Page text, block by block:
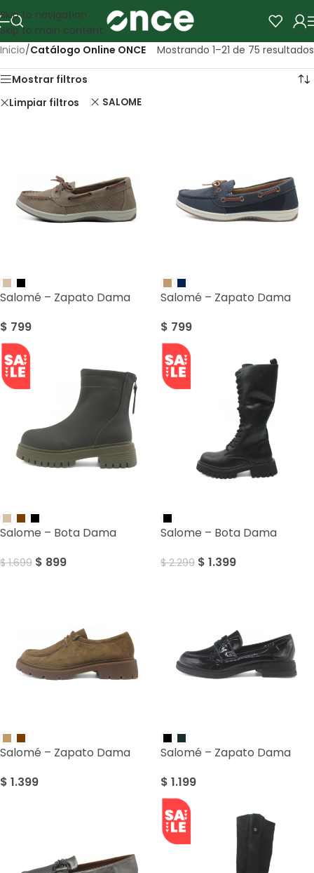
Skip to navigation
Skip to main content
Inicio/Catálogo Online ONCE Mostrando 1–21 de 75 resultados
Mostrar filtros
Limpiar filtros SALOME
Salomé – Zapato Dama
$ 799
Salomé – Zapato Dama
$ 799
Salome – Bota Dama
$1.699 $ 899
Salome – Bota Dama
$2.299 $ 1.399
Salomé – Zapato Dama
$ 1.399
Salomé – Zapato Dama
$ 1.199